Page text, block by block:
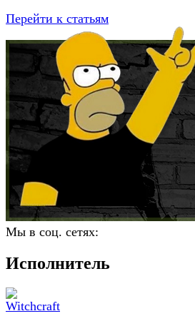
Перейти к статьям
Мы в соц. сетях:
Исполнитель